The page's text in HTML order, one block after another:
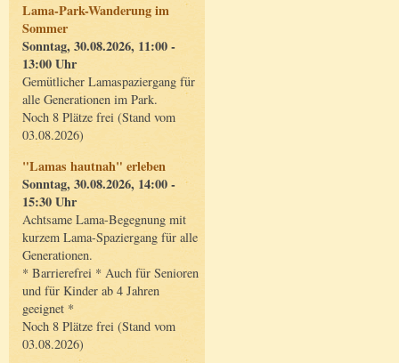
Lama-Park-Wanderung im
Sommer
Sonntag, 30.08.2026, 11:00 -
13:00 Uhr
Gemütlicher Lamaspaziergang für
alle Generationen im Park.
Noch 8 Plätze frei (Stand vom
03.08.2026)
"Lamas hautnah" erleben
Sonntag, 30.08.2026, 14:00 -
15:30 Uhr
Achtsame Lama-Begegnung mit
kurzem Lama-Spaziergang für alle
Generationen.
* Barrierefrei * Auch für Senioren
und für Kinder ab 4 Jahren
geeignet *
Noch 8 Plätze frei (Stand vom
03.08.2026)